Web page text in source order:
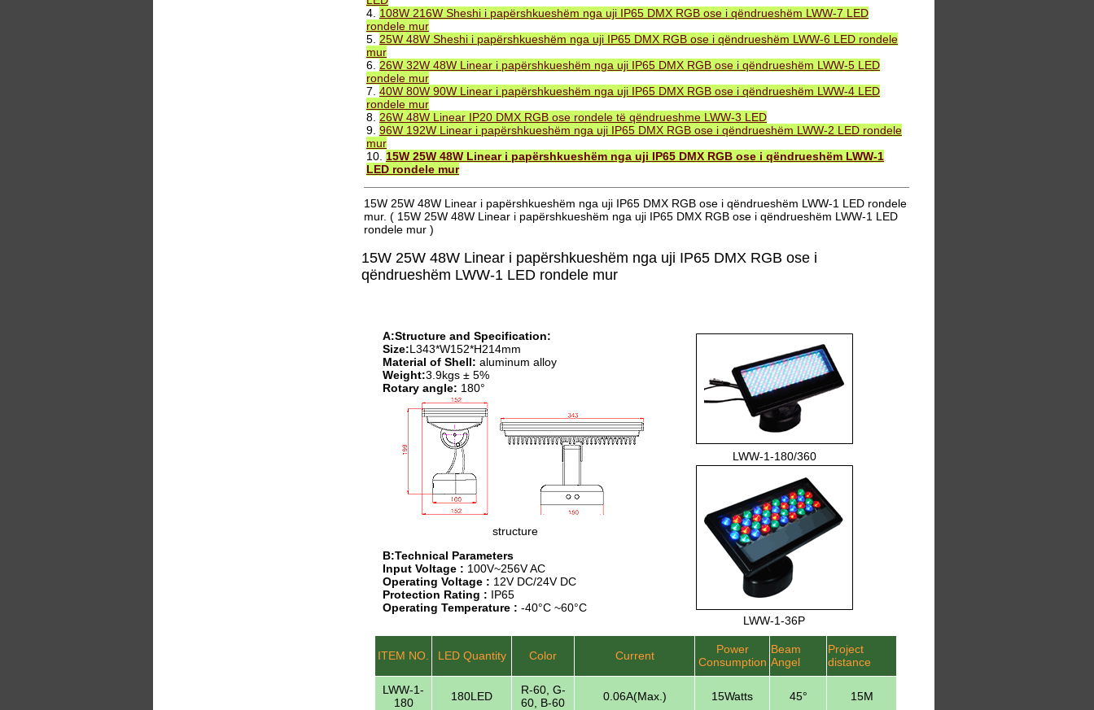
4. 108W 216W Sheshi i papërshkueshëm nga uji IP65 DMX RGB ose i qëndrueshëm LWW-7 LED
rondele mur
5. 25W 48W Sheshi i papërshkueshëm nga uji IP65 DMX RGB ose i qëndrueshëm LWW-6 LED rondele
mur
6. 26W 32W 48W Linear i papërshkueshëm nga uji IP65 DMX RGB ose i qëndrueshëm LWW-5 LED
rondele mur
7. 40W 80W 90W Linear i papërshkueshëm nga uji IP65 DMX RGB ose i qëndrueshëm LWW-4 LED
rondele mur
8. 26W 48W Linear IP20 DMX RGB ose rondele të qëndrueshme LWW-3 LED
9. 96W 192W Linear i papërshkueshëm nga uji IP65 DMX RGB ose i qëndrueshëm LWW-2 LED rondele
mur
10. 15W 25W 48W Linear i papërshkueshëm nga uji IP65 DMX RGB ose i qëndrueshëm LWW-1
LED rondele mur
15W 25W 48W Linear i papërshkueshëm nga uji IP65 DMX RGB ose i qëndrueshëm LWW-1 LED rondele
mur. ( 15W 25W 48W Linear i papërshkueshëm nga uji IP65 DMX RGB ose i qëndrueshëm LWW-1 LED
rondele mur )
15W 25W 48W Linear i papërshkueshëm nga uji IP65 DMX RGB ose i
qëndrueshëm LWW-1 LED rondele mur
A:Structure and Specification:
Size:L343*W152*H214mm
Material of Shell: aluminum alloy
Weight:3.9kgs ± 5%
Rotary angle: 180°
structure
B:Technical Parameters
Input Voltage : 100V~256V AC
Operating Voltage : 12V DC/24V DC
Protection Rating : IP65
Operating Temperature : -40°C ~60°C
LWW-1-180/360
LWW-1-36P
ITEM NO. LED Quantity Color Current
Power
Consumption
Beam
Angel
Project
distance
LWW-1-
180
180LED
R-60, G-
60, B-60
0.06A(Max.) 15Watts 45° 15M